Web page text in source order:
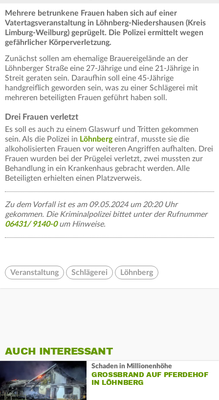
Mehrere betrunkene Frauen haben sich auf einer
Vatertagsveranstaltung in Löhnberg-Niedershausen (Kreis
Limburg-Weilburg) geprügelt. Die Polizei ermittelt wegen
gefährlicher Körperverletzung.
Zunächst sollen am ehemalige Brauereigelände an der
Löhnberger Straße eine 27-Jährige und eine 21-Jährige in
Streit geraten sein. Daraufhin soll eine 45-Jährige
handgreiflich geworden sein, was zu einer Schlägerei mit
mehreren beteiligten Frauen geführt haben soll.
Drei Frauen verletzt
Es soll es auch zu einem Glaswurf und Tritten gekommen
sein. Als die Polizei in Löhnbergeintraf, musste sie die
alkoholisierten Frauen vor weiteren Angriffen aufhalten. Drei
Frauen wurden bei der Prügelei verletzt, zwei mussten zur
Behandlung in ein Krankenhaus gebracht werden. Alle
Beteiligten erhielten einen Platzverweis.
Zu dem Vorfall ist es am 09.05.2024 um 20:20 Uhr
gekommen. Die Kriminalpolizei bittet unter der Rufnummer
06431/ 9140-0um Hinweise.
Veranstaltung Schlägerei Löhnberg
AUCH INTERESSANT
Schaden in Millionenhöhe
GROSSBRAND AUF PFERDEHOF I
N LÖHNBERG